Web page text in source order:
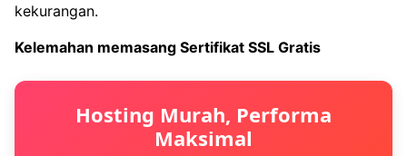
kekurangan.
Kelemahan memasang Sertifikat SSL Gratis
Hosting Murah, Performa
Maksimal